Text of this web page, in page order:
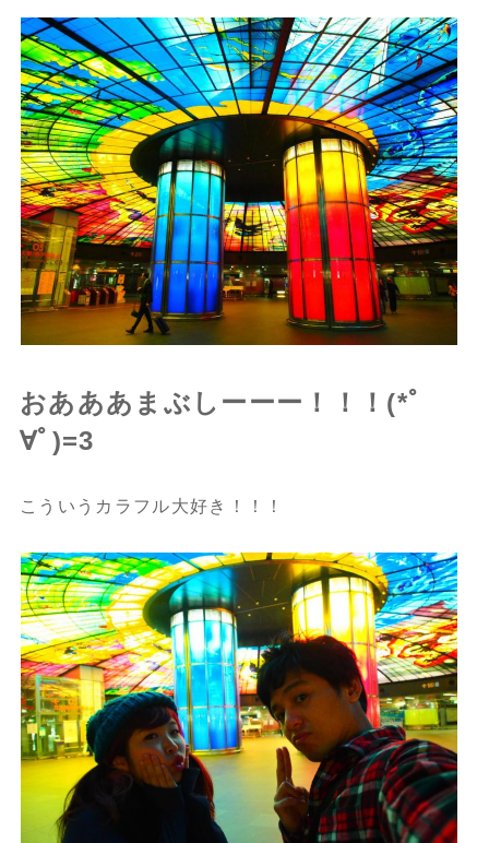
おあああまぶしーーー！！！(*ﾟ
∀ﾟ)=3
こういうカラフル大好き！！！